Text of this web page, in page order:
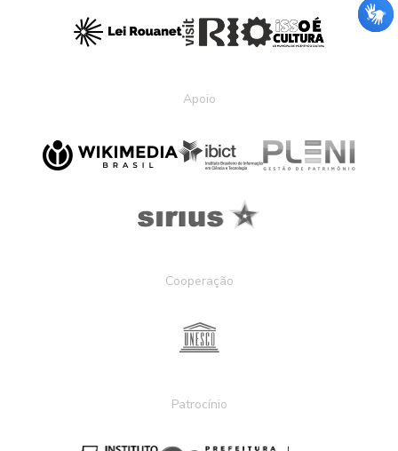
Apoio
Cooperação
Patrocínio